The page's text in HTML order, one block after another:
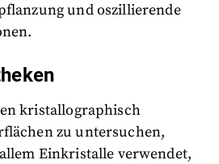
und oszillierende
kristallographisch
zu untersuchen,
Einkristalle verwendet,